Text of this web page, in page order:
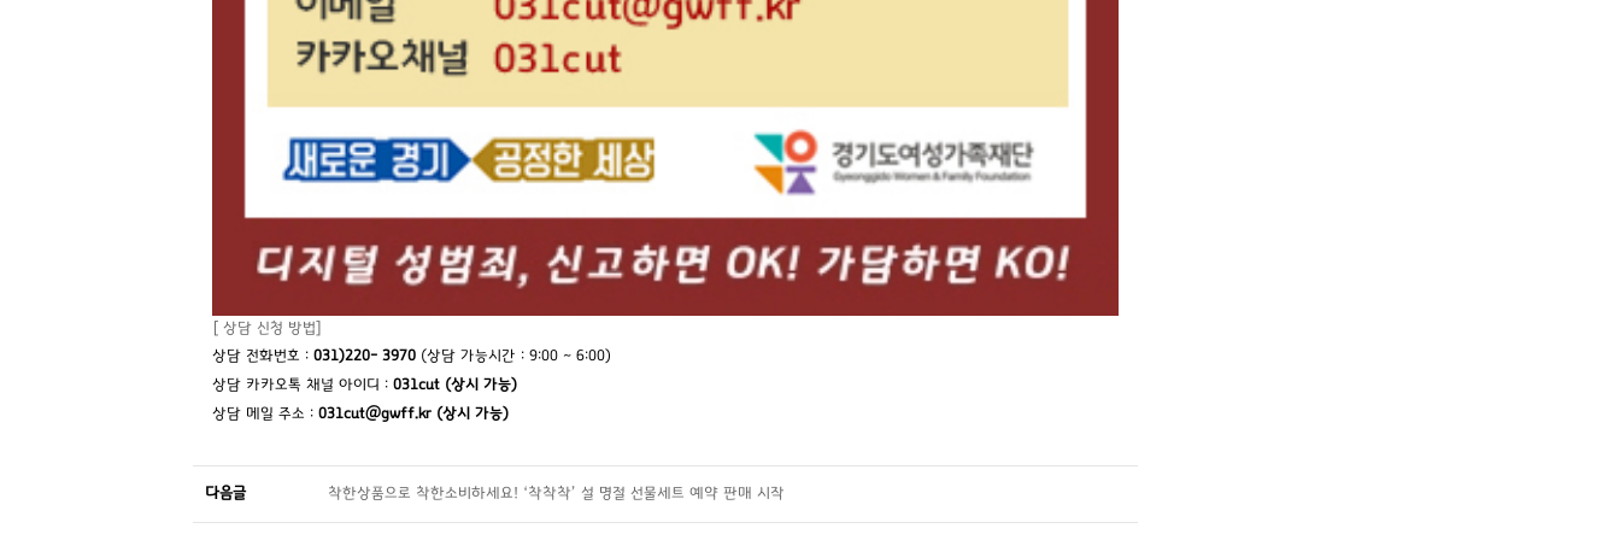
[ 상담 신청 방법]
상담 전화번호 : 031)220- 3970 (상담 가능시간 : 9:00 ~ 6:00)
상담 카카오톡 채널 아이디 : 031cut (상시 가능)
상담 메일 주소 : 031cut@gwff.kr (상시 가능)
다음글 착한상품으로 착한소비하세요! ‘착착착’ 설 명절 선물세트 예약 판매 시작